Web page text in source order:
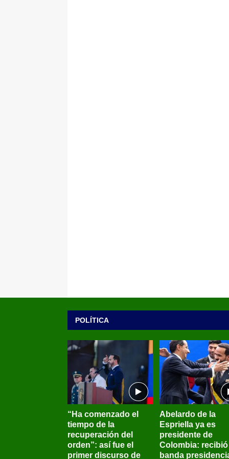
POLÍTICA
“Ha comenzado el
tiempo de la
recuperación del
orden”: así fue el
primer discurso de
Abelardo de la
Espriella ya es
presidente de
Colombia: recibió
banda